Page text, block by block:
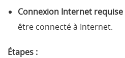
Connexion Internet requise
être connecté à Internet.
Étapes :